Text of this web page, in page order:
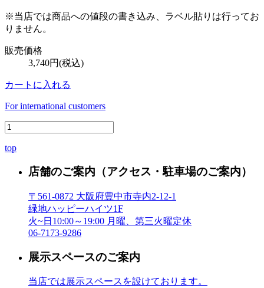
※当店では商品への値段の書き込み、ラベル貼りは行ってお
りません。
販売価格
3,740円(税込)
カートに入れる
For international customers
top
店舗のご案内 （アクセス・駐車場のご案内）
〒561-0872 大阪府豊中市寺内2-12-1
緑地ハッピーハイツ1F
火~日10:00～19:00 月曜、第三火曜定休
06-7173-9286
展示スペースのご案内
当店では展示スペースを設けております。